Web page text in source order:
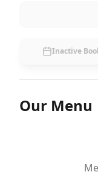
Inactive
Our Menu